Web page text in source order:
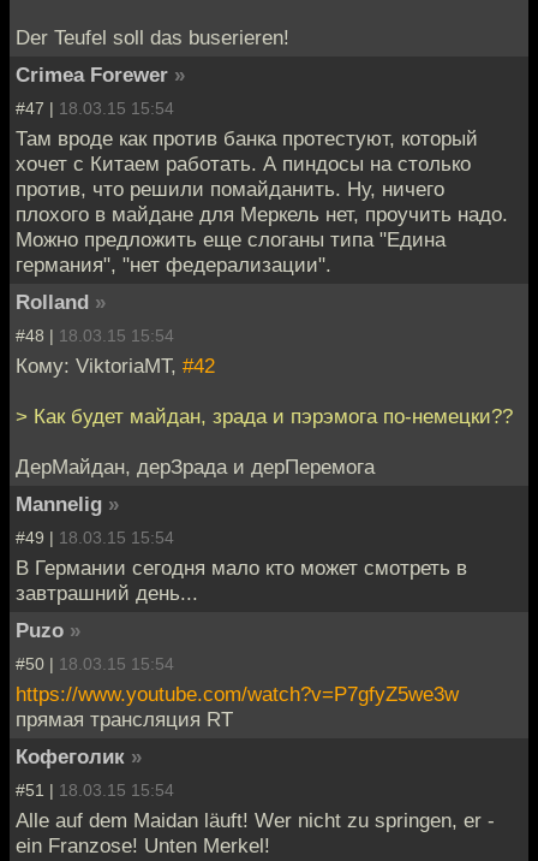
Der Teufel soll das buserieren!
Crimea Forewer »
#47 | 18.03.15 15:54
Там вроде как против банка протестуют, который
хочет с Китаем работать. А пиндосы на столько
против, что решили помайданить. Ну, ничего
плохого в майдане для Меркель нет, проучить надо.
Можно предложить еще слоганы типа "Едина
германия", "нет федерализации".
Rolland »
#48 | 18.03.15 15:54
Кому: ViktoriaMT, #42
> Как будет майдан, зрада и пэрэмога по-немецки??
ДерМайдан, дерЗрада и дерПеремога
Mannelig »
#49 | 18.03.15 15:54
В Германии сегодня мало кто может смотреть в
завтрашний день...
Puzo »
#50 | 18.03.15 15:54
https://www.youtube.com/watch?v=P7gfyZ5we3w
прямая трансляция RT
Кофеголик »
#51 | 18.03.15 15:54
Alle auf dem Maidan läuft! Wer nicht zu springen, er -
ein Franzose! Unten Merkel!